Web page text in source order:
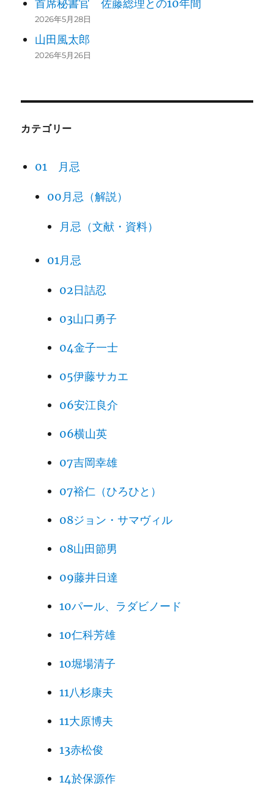
首席秘書官 佐藤総理との10年間
2026年5月28日
山田風太郎
2026年5月26日
カテゴリー
01 月忌
00月忌（解説）
月忌（文献・資料）
01月忌
02日詰忍
03山口勇子
04金子一士
05伊藤サカエ
06安江良介
06横山英
07吉岡幸雄
07裕仁（ひろひと）
08ジョン・サマヴィル
08山田節男
09藤井日達
10パール、ラダビノード
10仁科芳雄
10堀場清子
11八杉康夫
11大原博夫
13赤松俊
14於保源作